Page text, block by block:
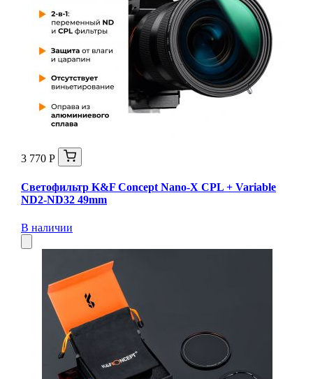
3 770 Р
Светофильтр K&F Concept Nano-X CPL + Variable
ND2-ND32 49mm
В наличии